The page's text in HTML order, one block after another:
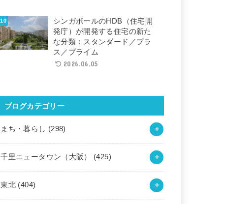
シンガポールのHDB（住宅開
発庁）が開発する住宅の新た
な分類：スタンダード／プラ
ス／プライム
2026.06.05
ブログカテゴリー
まち・暮らし (298)
千里ニュータウン（大阪） (425)
東北 (404)